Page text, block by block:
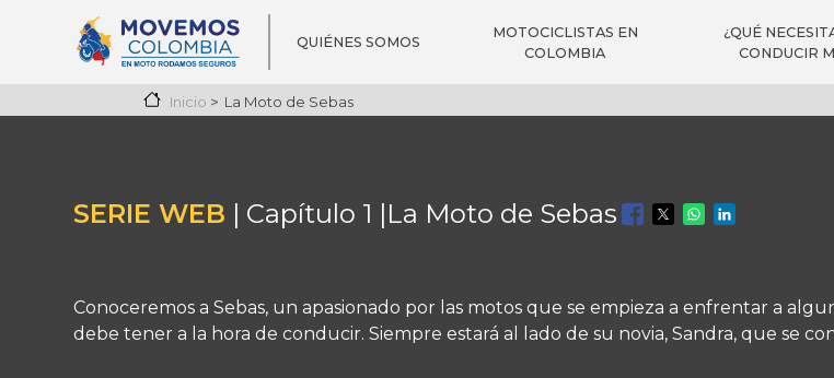
Pasar al contenido principal Navegación principal
QUIÉNES SOMOS
MOTOCICLISTAS EN
COLOMBIA
¿QUÉ
CONDUCIR
Inicio La Moto de Sebas
SERIE WEB | Capítulo 1 |La Moto de Sebas
Conoceremos a Sebas, un apasionado por las motos que se empieza a enfrentar a
debe tener a la hora de conducir. Siempre estará al lado de su novia, Sandra, que se